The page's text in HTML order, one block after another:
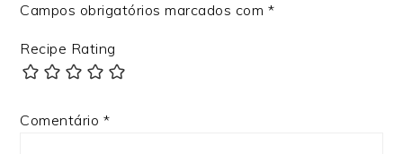
Campos obrigatórios marcados com *
Recipe Rating
Comentário *